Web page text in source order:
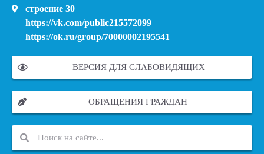
строение 30
https://vk.com/public215572099
https://ok.ru/group/70000002195541
ВЕРСИЯ ДЛЯ СЛАБОВИДЯЩИХ
ОБРАЩЕНИЯ ГРАЖДАН